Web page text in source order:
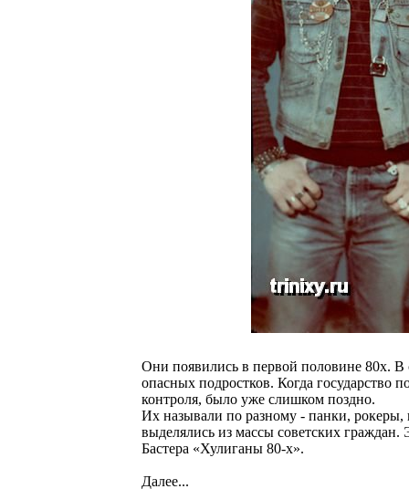
Они появились в первой половине 80х.
опасных подростков. Когда государство
контроля, было уже слишком поздно.
Их называли по разному - панки,
выделялись из массы советских
Бастера «Хулиганы 80-х».
Далее...